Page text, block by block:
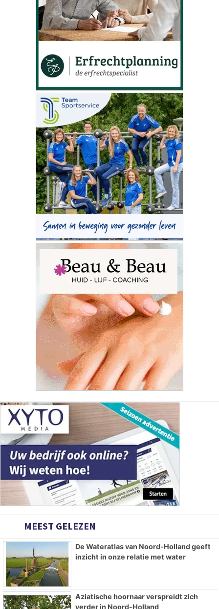
MEEST GELEZEN
De Wateratlas van Noord-Holland geeft
inzicht in onze relatie met water
Aziatische hoornaar verspreidt zich
verder in Noord-Holland